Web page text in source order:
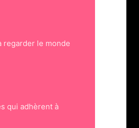
regarder le monde
qui adhèrent à